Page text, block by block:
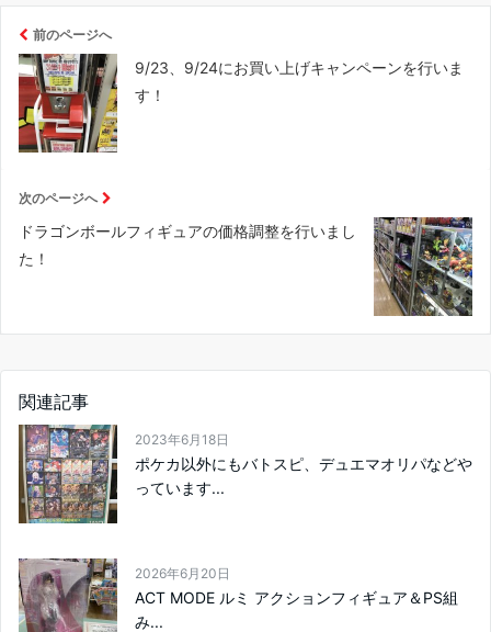
前のページへ
9/23、9/24にお買い上げキャンペーンを行いま
す！
次のページへ
ドラゴンボールフィギュアの価格調整を行いまし
た！
関連記事
2023年6月18日
ポケカ以外にもバトスピ、デュエマオリパなどや
っています...
2026年6月20日
ACT MODE ルミ アクションフィギュア＆PS組
み...